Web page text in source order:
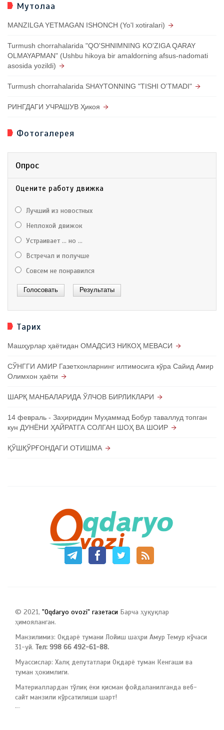
Мутолаа
MANZILGA YETMAGAN ISHONCH (Yo'l xotiralari)
Turmush chorrahalarida "QO'SHNIMNING KO'ZIGA QARAY
OLMAYAPMAN" (Ushbu hikoya bir amaldorning afsus-nadomati
asosida yozildi)
Turmush chorrahalarida SHAYTONNING "TISHI O'TMADI"
РИНГДАГИ УЧРАШУВ Ҳикоя
Фотогалерея
Опрос
Оцените работу движка
Лучший из новостных
Неплохой движок
Устраивает ... но ...
Встречал и получше
Совсем не понравился
Тарих
Машҳурлар ҳаётидан ОМАДСИЗ НИКОҲ МЕВАСИ
СЎНГГИ АМИР Газетхонларнинг илтимосига кўра Сайид Амир
Олимхон ҳаёти
ШАРҚ МАНБАЛАРИДА ЎЛЧОВ БИРЛИКЛАРИ
14 февраль - Заҳириддин Муҳаммад Бобур таваллуд топган
кун ДУНЁНИ ҲАЙРАТГА СОЛГАН ШОҲ ВА ШОИР
ҚЎШҚЎРҒОНДАГИ ОТИШМА
© 2021, "Oqdaryo ovozi" газетаси Барча ҳуқуқлар
ҳимояланган.
Манзилимиз: Оқдарё тумани Лойиш шаҳри Амур Темур кўчаси
31-уй. Тел: 998 66 492-61-88.
Муассислар: Халқ депутатлари Оқдарё туман Кенгаши ва
туман ҳокимлиги.
Материаллардан тўлиқ ёки қисман фойдаланилганда веб-
сайт манзили кўрсатилиши шарт!